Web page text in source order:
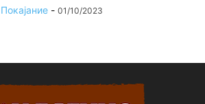
Покајание - 01/10/2023